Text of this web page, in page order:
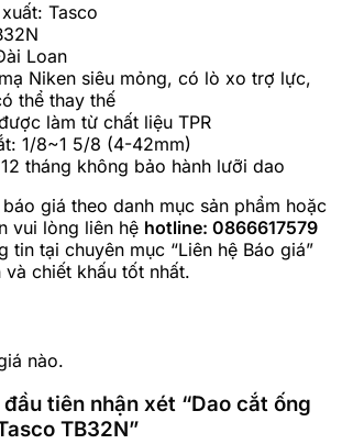
Tasco
Loan
Niken siêu mỏng, có lò xo trợ lực,
thể thay thế
làm từ chất liệu TPR
1/8~1 5/8 (4-42mm)
tháng không bảo hành lưỡi dao
giá theo danh mục sản phẩm hoặc
vui lòng liên hệ hotline: 0866617579
tin tại chuyên mục “Liên hệ Báo giá”
chiết khấu tốt nhất.
nào.
tiên nhận xét “Dao cắt ống
TB32N”